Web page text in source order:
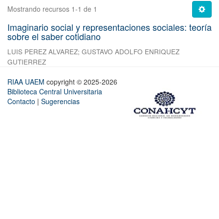
Mostrando recursos 1-1 de 1
Imaginario social y representaciones sociales: teoría
sobre el saber cotidiano
LUIS PEREZ ALVAREZ; GUSTAVO ADOLFO ENRIQUEZ
GUTIERREZ
RIAA UAEM copyright © 2025-2026
Biblioteca Central Universitaria
Contacto | Sugerencias